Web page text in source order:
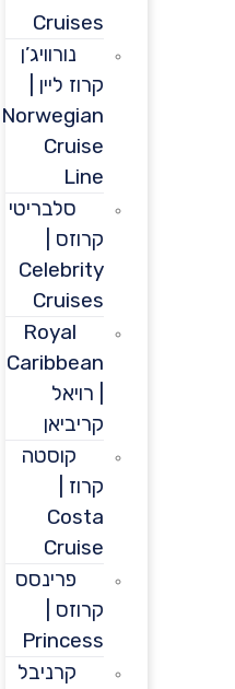
Cruises
נורוויג’ן
קרוז ליין |
Norwegian
Cruise
סלבריטי
קרוזס |
Celebrity
Cruises
Royal
Caribbean
קריביאן
קוסטה
Costa
Cruise
פרינסס
קרוזס |
Princess
קרניבל